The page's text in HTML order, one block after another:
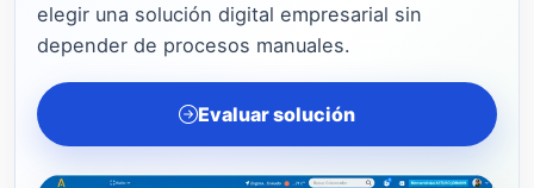
elegir una solución digital empresarial sin
depender de procesos manuales.
Evaluar solución